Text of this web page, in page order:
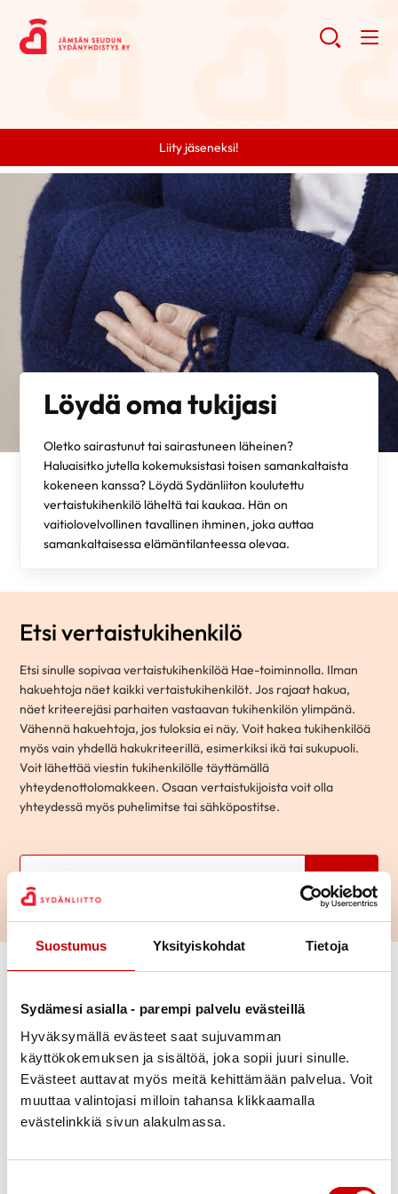
Suostumus Yksityiskohdat Tietoja
Sydämesi asialla - parempi palvelu evästeillä
Hyväksymällä evästeet saat sujuvamman
käyttökokemuksen ja sisältöä, joka sopii juuri sinulle.
Evästeet auttavat myös meitä kehittämään palvelua. Voit
muuttaa valintojasi milloin tahansa klikkaamalla
evästelinkkiä sivun alakulmassa.
Liity jäseneksi!
Löydä oma tukijasi
Oletko sairastunut tai sairastuneen läheinen?
Haluaisitko jutella kokemuksistasi toisen samankaltaista
kokeneen kanssa? Löydä Sydänliiton koulutettu
vertaistukihenkilö läheltä tai kaukaa. Hän on
vaitiolovelvollinen tavallinen ihminen, joka auttaa
samankaltaisessa elämäntilanteessa olevaa.
Etsi vertaistukihenkilö
Etsi sinulle sopivaa vertaistukihenkilöä Hae-toiminnolla. Ilman
hakuehtoja näet kaikki vertaistukihenkilöt. Jos rajaat hakua,
näet kriteerejäsi parhaiten vastaavan tukihenkilön ylimpänä.
Vähennä hakuehtoja, jos tuloksia ei näy. Voit hakea tukihenkilöä
myös vain yhdellä hakukriteerillä, esimerkiksi ikä tai sukupuoli.
Voit lähettää viestin tukihenkilölle täyttämällä
yhteydenottolomakkeen. Osaan vertaistukijoista voit olla
yhteydessä myös puhelimitse tai sähköpostitse.
Vaihda suodattimet
Ikä
Kaupunki